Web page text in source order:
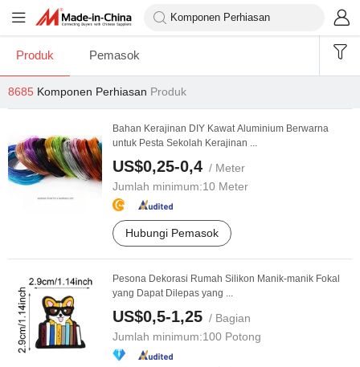
Produk Pemasok
8685 Komponen Perhiasan Produk
Bahan Kerajinan DIY Kawat Aluminium Berwarna
untuk Pesta Sekolah Kerajinan ...
US$0,25-0,4 / Meter
Jumlah minimum:10 Meter
Hubungi Pemasok
Pesona Dekorasi Rumah Silikon Manik-manik Fokal
yang Dapat Dilepas yang ...
US$0,5-1,25 / Bagian
Jumlah minimum:100 Potong